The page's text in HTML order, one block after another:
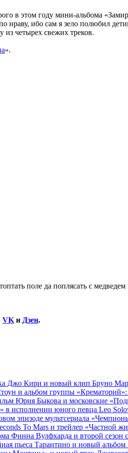
в этом году мини-альбома
нраву, ибо сам я зело полюбил
четырех свежих треков.
».
поле да поплясать с
VK и Дзен.
Джо Кири и новый клип Бруно
и альбом группы «Крематорий»:
Юрия Быкова и московские
в исполнении юного певца Leo
эпизоде мультсериала
To Mars и трейлер «Частной
Финна Вулфхарда и второй
пьеса Тарантино и новый